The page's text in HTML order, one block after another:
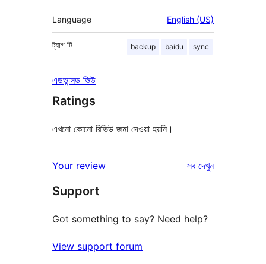
Language English (US)
ট্যাগ backup baidu sync
টি
এডভান্সড ভিউ
Ratings
এখনো কোনো রিভিউ জমা দেওয়া হয়নি।
Your review সবরিভিউ
দেখুন
Support
Got something to say? Need help?
View support forum